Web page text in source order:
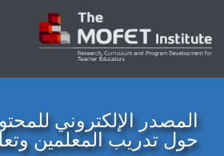
المصدر الإلكتروني
حول تدريب المعلمين